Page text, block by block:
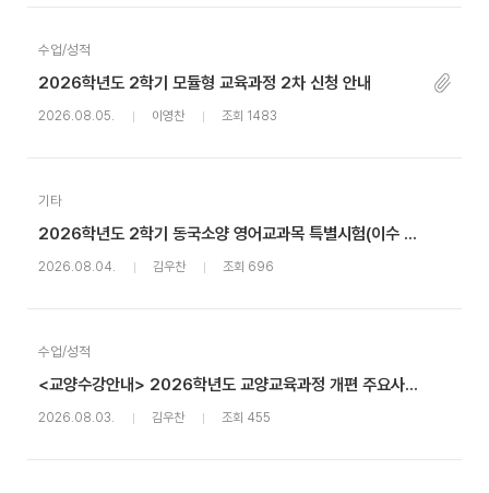
수업/성적
2026학년도 2학기 모듈형 교육과정 2차 신청 안내
2026.08.05. 이영찬 조회 1483
기타
2026학년도 2학기 동국소양 영어교과목 특별시험(이수 면제) 안내
2026.08.04. 김우찬 조회 696
수업/성적
<교양수강안내> 2026학년도 교양교육과정 개편 주요사항 안내
2026.08.03. 김우찬 조회 455